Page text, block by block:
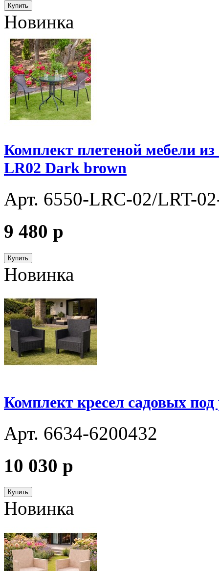
Купить
Новинка
Комплект плетеной мебели
LR02 Dark brown
Арт. 6550-LRC-02/LRT-
9 480 p
Купить
Новинка
Комплект кресел садовых
Арт. 6634-6200432
10 030 p
Купить
Новинка